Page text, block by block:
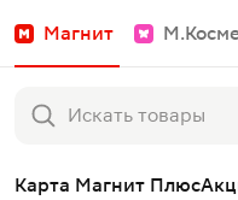
Магнит
Карта Магнит Плюс